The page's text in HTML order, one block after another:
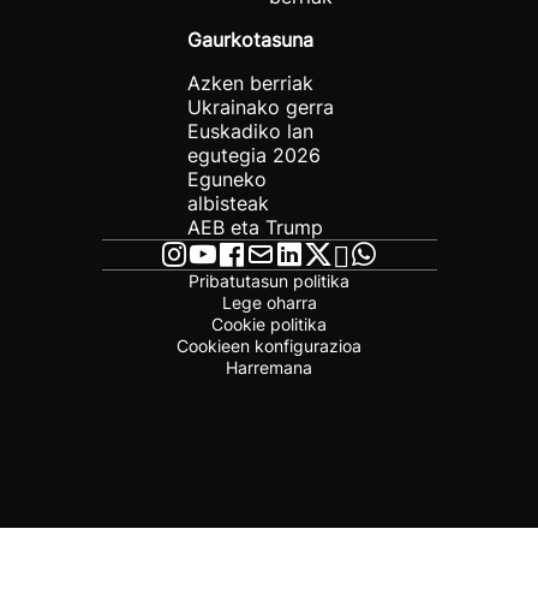
Gaurkotasuna
Azken berriak
Ukrainako gerra
Euskadiko lan
egutegia 2026
Eguneko
albisteak
AEB eta Trump
Pribatutasun politika
Lege oharra
Cookie politika
Cookieen konfigurazioa
Harremana